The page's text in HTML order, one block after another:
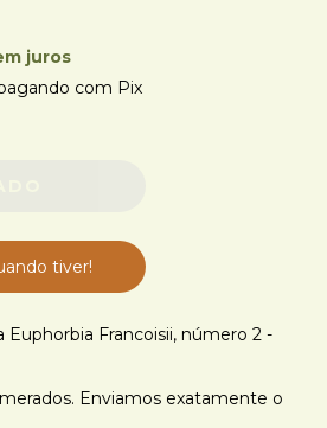
juros
com Pix
tiver!
Euphorbia Francoisii, número 2 -
Enviamos exatamente o